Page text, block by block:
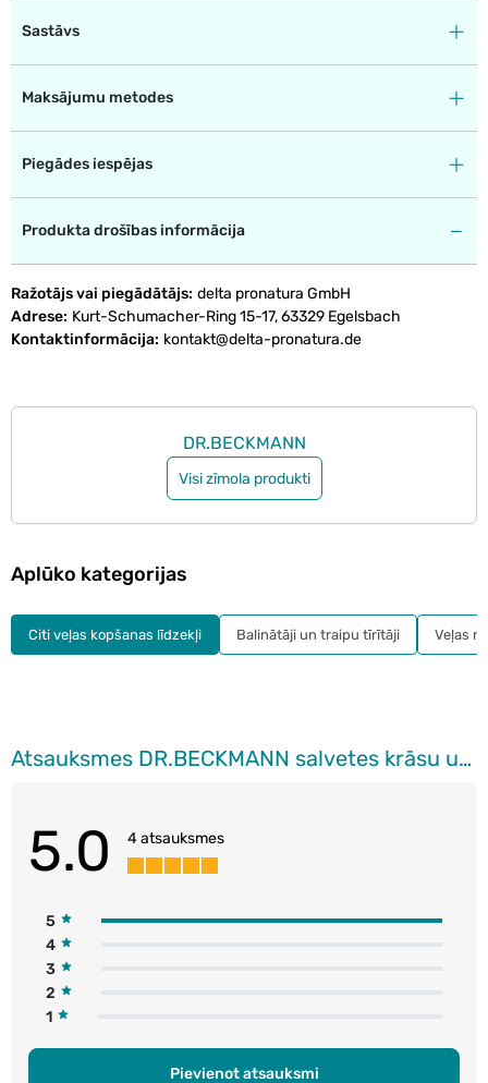
Sastāvs
Maksājumu metodes
Piegādes iespējas
Produkta drošības informācija
Ražotājs vai piegādātājs delta pronatura GmbH
Adrese Kurt-Schumacher-Ring 15-17, 63329 Egelsbach
Kontaktinformācija kontakt@delta-pronatura.de
DR.BECKMANN
Visi zīmola produkti
Atsauksmes DR.BECKMANN salvetes krāsu un netīrumu savākšanai veļas mazgāšanas laikā, 40gab
5.0 4 atsauksmes
5
4
3
2
1
Pievienot atsauksmi
Aplūko kategorijas
Citi veļas kopšanas līdzekļi Balinātāji un traipu tīrītāji Veļas